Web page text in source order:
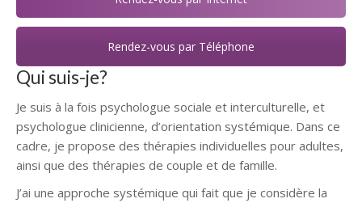
Qui suis-je?
Je suis à la fois psychologue sociale et interculturelle, et
psychologue clinicienne, d’orientation systémique. Dans ce
cadre, je propose des thérapies individuelles pour adultes,
ainsi que des thérapies de couple et de famille.
J’ai une approche systémique qui fait que je considère la
Rendez-vous par Téléphone